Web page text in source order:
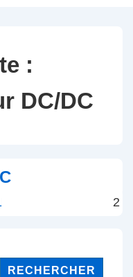
:
DC/DC
2
RECHERCHER